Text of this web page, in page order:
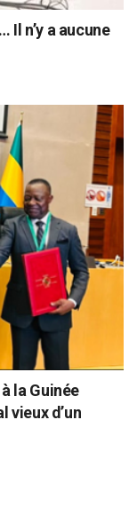
Il n’y a aucune
la Guinée
vieux d’un